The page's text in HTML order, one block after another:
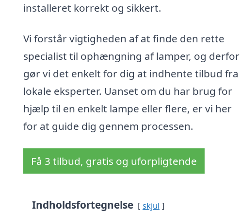
installeret korrekt og sikkert.
Vi forstår vigtigheden af at finde den rette
specialist til ophængning af lamper, og derfor
gør vi det enkelt for dig at indhente tilbud fra
lokale eksperter. Uanset om du har brug for
hjælp til en enkelt lampe eller flere, er vi her
for at guide dig gennem processen.
Få 3 tilbud, gratis og uforpligtende
Indholdsfortegnelse skjul